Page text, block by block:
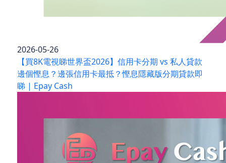
2026-05-26
【買8K電視睇世界盃2026】信用卡分期 vs 私人貸款
邊個慳息？邊張信用卡最抵？慳息隱藏版分期貸款即
睇 | Epay Cash